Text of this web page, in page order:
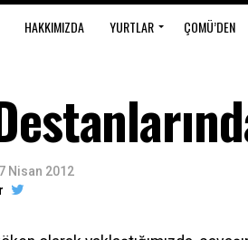
HAKKIMIZDA YURTLAR ÇOMÜ’DEN
Nisan 2012